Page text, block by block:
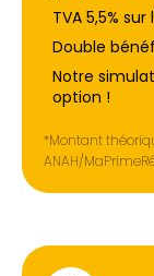
TVA 5,5%
Double
Notre
option !
*Montant
ANAH/